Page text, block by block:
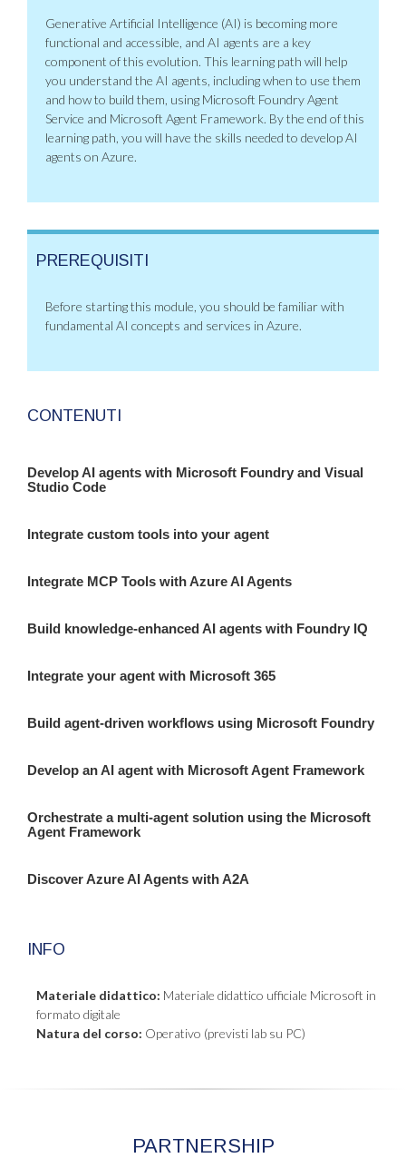
Generative Artificial Intelligence (AI) is becoming more
functional and accessible, and AI agents are a key
component of this evolution. This learning path will help
you understand the AI agents, including when to use them
and how to build them, using Microsoft Foundry Agent
Service and Microsoft Agent Framework. By the end of this
learning path, you will have the skills needed to develop AI
agents on Azure.
PREREQUISITI
Before starting this module, you should be familiar with
fundamental AI concepts and services in Azure.
CONTENUTI
Develop AI agents with Microsoft Foundry and Visual
Studio Code
Integrate custom tools into your agent
Integrate MCP Tools with Azure AI Agents
Build knowledge-enhanced AI agents with Foundry IQ
Integrate your agent with Microsoft 365
Build agent-driven workflows using Microsoft Foundry
Develop an AI agent with Microsoft Agent Framework
Orchestrate a multi-agent solution using the Microsoft
Agent Framework
Discover Azure AI Agents with A2A
INFO
Materiale didattico: Materiale didattico ufficiale Microsoft in
formato digitale
Natura del corso: Operativo (previsti lab su PC)
PARTNERSHIP